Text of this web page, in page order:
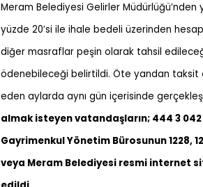
Meram Belediyesi Gelirler Müdürlüğü’nden
yüzde 20’si ile ihale bedeli üzerinden
diğer masraflar peşin olarak tahsil
ödenebileceği belirtildi. Öte yandan taksit
eden aylarda aynı gün içerisinde
almak isteyen vatandaşların; 444 3
Gayrimenkul Yönetim Bürosunun 1228,
veya Meram Belediyesi resmi internet